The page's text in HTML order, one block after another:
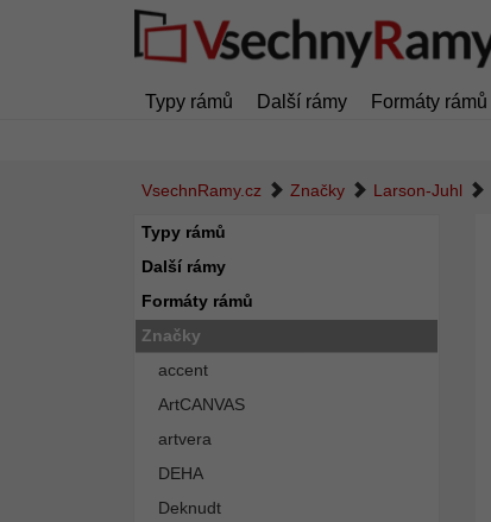
Typy rámů Další rámy Formáty rámů
VsechnRamy.cz Značky Larson-Juhl
Typy rámů
Další rámy
Formáty rámů
Značky
accent
ArtCANVAS
artvera
DEHA
Deknudt